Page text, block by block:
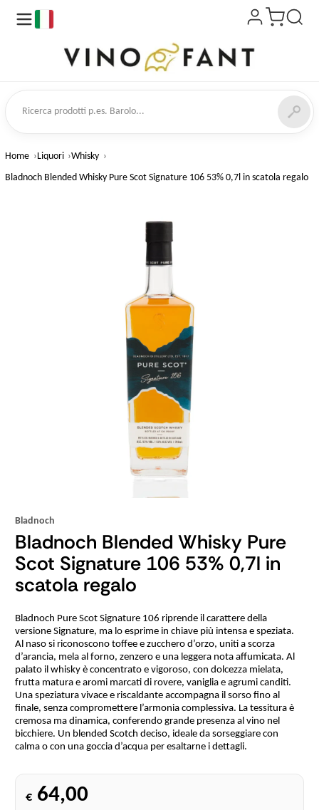
prodotti
Home Liquori
Whisky
Bladnoch Blended Whisky Pure Scot Signature 106 53% 0,7l in scatola regalo
Bladnoch
Bladnoch Blended Whisky Pure
Scot Signature 106 53% 0,7l in
scatola regalo
Bladnoch Pure Scot Signature 106 riprende il carattere della
versione Signature, ma lo esprime in chiave più intensa e speziata.
Al naso si riconoscono toffee e zucchero d’orzo, uniti a scorza
d’arancia, mela al forno, zenzero e una leggera nota affumicata. Al
palato il whisky è concentrato e vigoroso, con dolcezza mielata,
frutta matura e aromi marcati di rovere, vaniglia e agrumi canditi.
Una speziatura vivace e riscaldante accompagna il sorso fino al
finale, senza compromettere l’armonia complessiva. La tessitura è
cremosa ma dinamica, conferendo grande presenza al vino nel
bicchiere. Un blended Scotch deciso, ideale da sorseggiare con
calma o con una goccia d’acqua per esaltarne i dettagli.
€ 64,00